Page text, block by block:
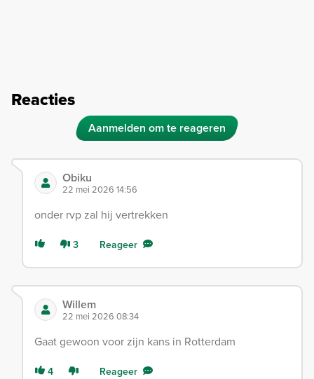
Reacties
Aanmelden om te reageren
Obiku
22 mei 2026 14:56
onder rvp zal hij vertrekken
3 Reageer
Willem
22 mei 2026 08:34
Gaat gewoon voor zijn kans in Rotterdam
4 Reageer